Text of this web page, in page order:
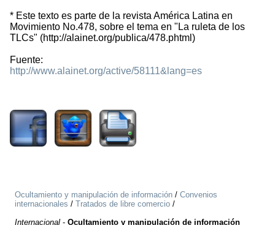
* Este texto es parte de la revista América Latina en
Movimiento No.478, sobre el tema en "La ruleta de los
TLCs" (http://alainet.org/publica/478.phtml)
Fuente:
http://www.alainet.org/active/58111&lang=es
Ocultamiento y manipulación de información / Convenios
internacionales / Tratados de libre comercio /
Internacional - Ocultamiento y manipulación de información